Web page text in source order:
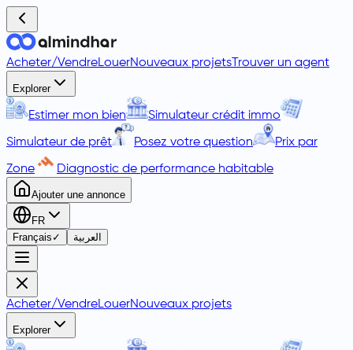
Acheter/VendreLouerNouveaux projets Trouver un agent
Explorer
Estimer mon bien Simulateur crédit immo
Simulateur de prêt Posez votre question Prix par
Zone Diagnostic de performance habitable
Ajouter une annonce
FR
Français ✓ العربية
Acheter/VendreLouerNouveaux projets
Explorer